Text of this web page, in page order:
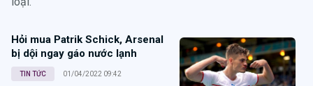
Hỏi mua Patrik Schick, Arsenal
bị dội ngay gáo nước lạnh
TIN TỨC 01/04/2022 09:42